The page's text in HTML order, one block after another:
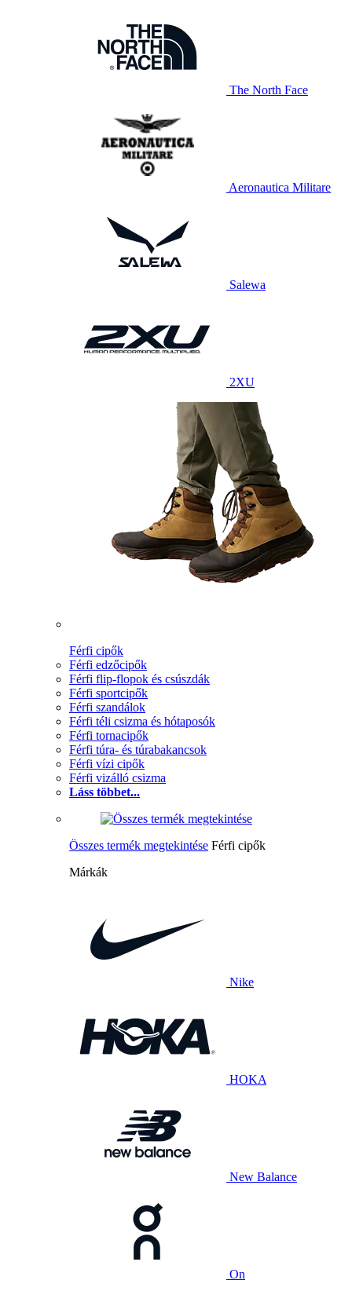
The North Face
Aeronautica Militare
Salewa
2XU
Férfi cipők
Férfi edzőcipők
Férfi flip-flopok és csúszdák
Férfi sportcipők
Férfi szandálok
Férfi téli csizma és hótaposók
Férfi tornacipők
Férfi túra- és túrabakancsok
Férfi vízi cipők
Férfi vizálló csizma
Láss többet...
Összes termék megtekintése Férfi cipők
Márkák
Nike
HOKA
New Balance
On